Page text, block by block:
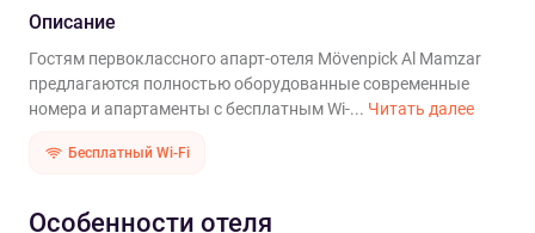
Описание
Гостям первоклассного апарт-отеля Mövenpick Al Mamzar
предлагаются полностью оборудованные современные
номера и апартаменты с бесплатным Wi-... Читать далее
Бесплатный Wi-Fi
Особенности отеля